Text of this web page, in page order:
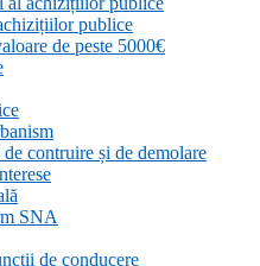
publice
de peste 5000€
contruire și de demolare
SNA
de conducere